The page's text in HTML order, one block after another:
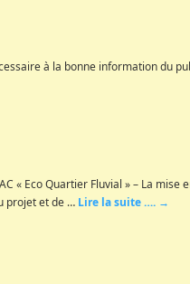
à la bonne information du
« Eco Quartier Fluvial » – La
projet et de … Lire la suite …. →